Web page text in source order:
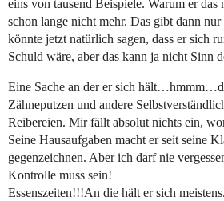
eins von tausend Beispiele. Warum er das
schon lange nicht mehr. Das gibt dann
könnte jetzt natürlich sagen, dass er sich
Schuld wäre, aber das kann ja nicht Sinn
Eine Sache an der er sich
Zähneputzen und andere
Reibereien. Mir fällt absolut nichts ein,
Seine Hausaufgaben macht er seit seine
gegenzeichnen. Aber ich darf nie
Kontrolle muss sein!
Essenszeiten!!!An die hält er sich meistens.